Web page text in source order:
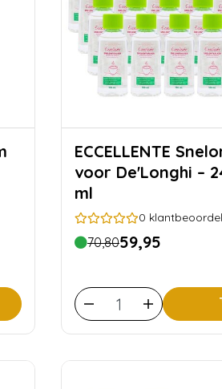
ECCELLENTE Snelontkalker
voor De'Longhi –
ml
0
70,8059,95